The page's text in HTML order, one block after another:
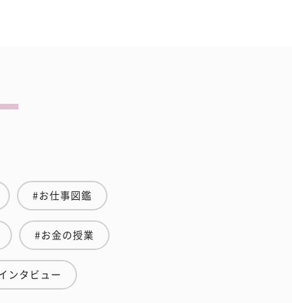
#お仕事図鑑
#お金の授業
ンタビュー